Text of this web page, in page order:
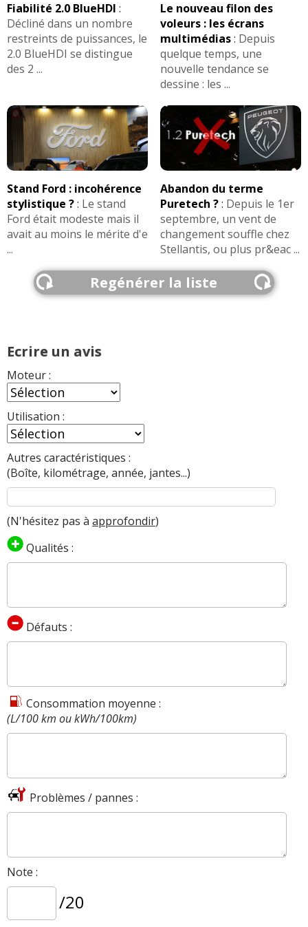
Fiabilité 2.0 BlueHDI :
Décliné dans un nombre
restreints de puissances, le
2.0 BlueHDI se distingue
des 2 ...
Le nouveau filon des
voleurs : les écrans
multimédias: Depuis
quelque temps, une
nouvelle tendance se
dessine : les ...
Stand Ford : incohérence
stylistique ?: Le stand
Ford était modeste mais il
avait au moins le mérite d'e
...
Abandon du terme
Puretech ?: Depuis le 1er
septembre, un vent de
changement souffle chez
Stellantis, ou plus pr&eac ...
Regénérer la liste
Ecrire un avis
Moteur :
Utilisation :
Autres caractéristiques :
(Boîte, kilométrage, année, jantes...)
(N'hésitez pas à approfondir)
Qualités :
Défauts :
Consommation moyenne :
(L/100 km ou kWh/100km)
Problèmes / pannes :
Note :
/20